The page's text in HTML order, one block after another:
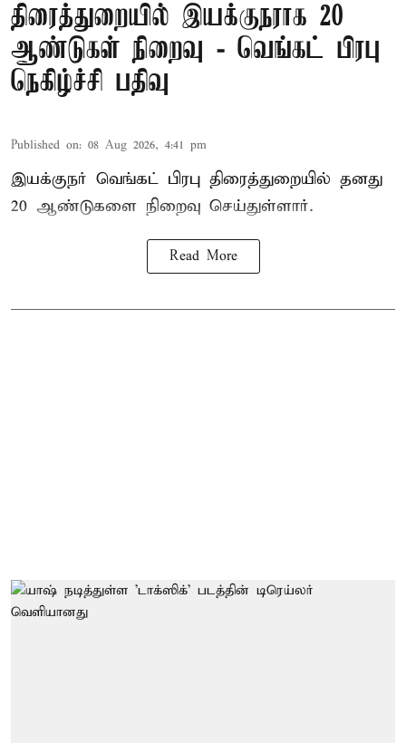
திரைத்துறையில் இயக்குநராக 20
ஆண்டுகள் நிறைவு - வெங்கட் பிரபு
நெகிழ்ச்சி பதிவு
Published on: 08 Aug 2026, 4:41 pm
இயக்குநர் வெங்கட் பிரபு திரைத்துறையில் தனது
20 ஆண்டுகளை நிறைவு செய்துள்ளார்.
Read More